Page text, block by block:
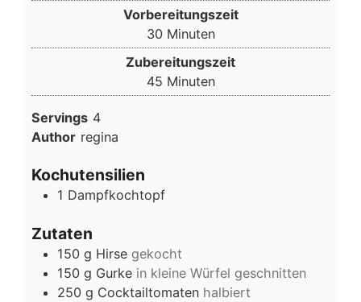
Vorbereitungszeit
30Minuten
Minuten
Zubereitungszeit
45Minuten
Minuten
Servings 4
Author regina
Kochutensilien
1 Dampfkochtopf
Zutaten
150 g Hirse gekocht
150 g Gurke in kleine Würfel geschnitten
250 g Cocktailtomaten halbiert